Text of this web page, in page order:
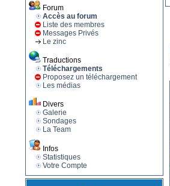
Forum
Accès au forum
Liste des membres
Messages Privés
Le zinc
Traductions
Téléchargements
Proposez un téléchargement
Les médias
Divers
Galerie
Sondages
La Team
Infos
Statistiques
Votre Compte